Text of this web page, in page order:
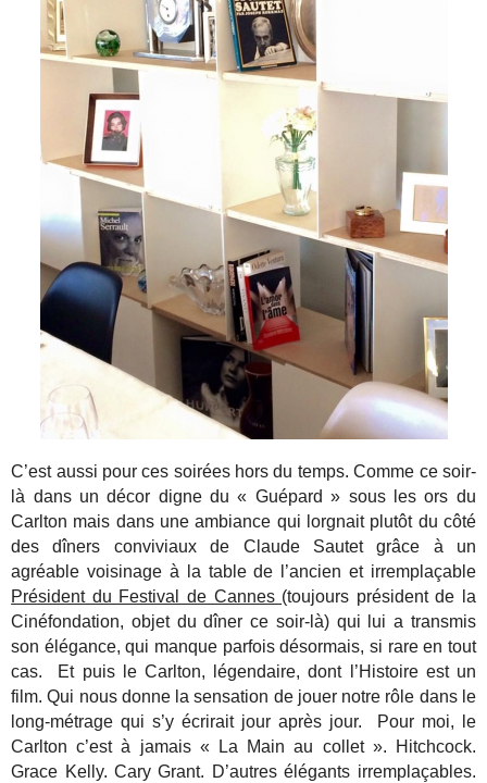
C’est aussi pour ces soirées hors du temps. Comme ce soir-
là dans un décor digne du « Guépard » sous les ors du
Carlton mais dans une ambiance qui lorgnait plutôt du côté
des dîners conviviaux de Claude Sautet grâce à un
agréable voisinage à la table de l’ancien et irremplaçable
Président du Festival de Cannes (toujours président de la
Cinéfondation, objet du dîner ce soir-là) qui lui a transmis
son élégance, qui manque parfois désormais, si rare en tout
cas. Et puis le Carlton, légendaire, dont l’Histoire est un
film. Qui nous donne la sensation de jouer notre rôle dans le
long-métrage qui s’y écrirait jour après jour. Pour moi, le
Carlton c’est à jamais « La Main au collet ». Hitchcock.
Grace Kelly. Cary Grant. D’autres élégants irremplaçables.